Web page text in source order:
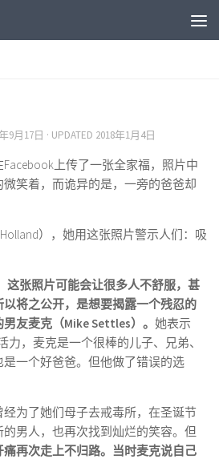
9月17日 · UPDATED 2018年1月4日
上传了一张全家福，照片中
笑着，而诡异的是，一旁的爸爸却
），她用这张照片警示人们：吸
这张照片可能会让很多人不舒服，甚
将之公开，是想要揭露一个残忍的
友麦克（Mike Settles）。 她表示
力，麦克是一个很棒的儿子、兄弟、
一个好爸爸。但他做了错误的选
为了她们母子去戒毒所，在圣诞节
男人，也再次找到灿烂的笑容。但
再次走上不归路。当时麦克说自己